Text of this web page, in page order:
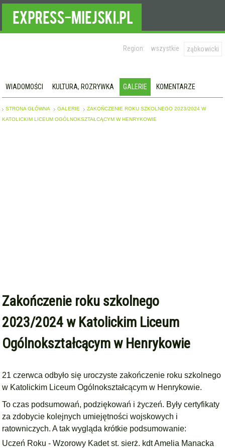
Region: wszystkie ząbkowicki
WIADOMOŚCI KULTURA, ROZRYWKA GALERIE KOMENTARZE
STRONA GŁÓWNA GALERIE
ZAKOŃCZENIE ROKU SZKOLNEGO 2023/2024 W
KATOLICKIM LICEUM OGÓLNOKSZTAŁCĄCYM W HENRYKOWIE
Zakończenie roku szkolnego
2023/2024 w Katolickim Liceum
Ogólnokształcącym w Henrykowie
21 czerwca odbyło się uroczyste zakończenie roku szkolnego
w Katolickim Liceum Ogólnokształcącym w Henrykowie.
To czas podsumowań, podziękowań i życzeń. Były certyfikaty
za zdobycie kolejnych umiejętności wojskowych i
ratowniczych. A tak wygląda krótkie podsumowanie:
Uczeń Roku - Wzorowy Kadet st. sierż. kdt Amelia Manacka